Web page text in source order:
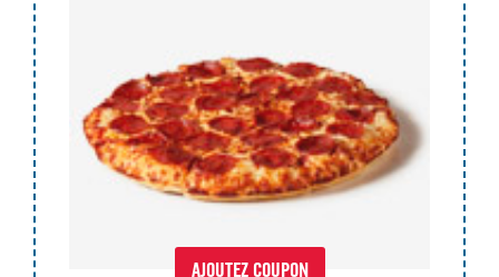
AJOUTEZ COUPON